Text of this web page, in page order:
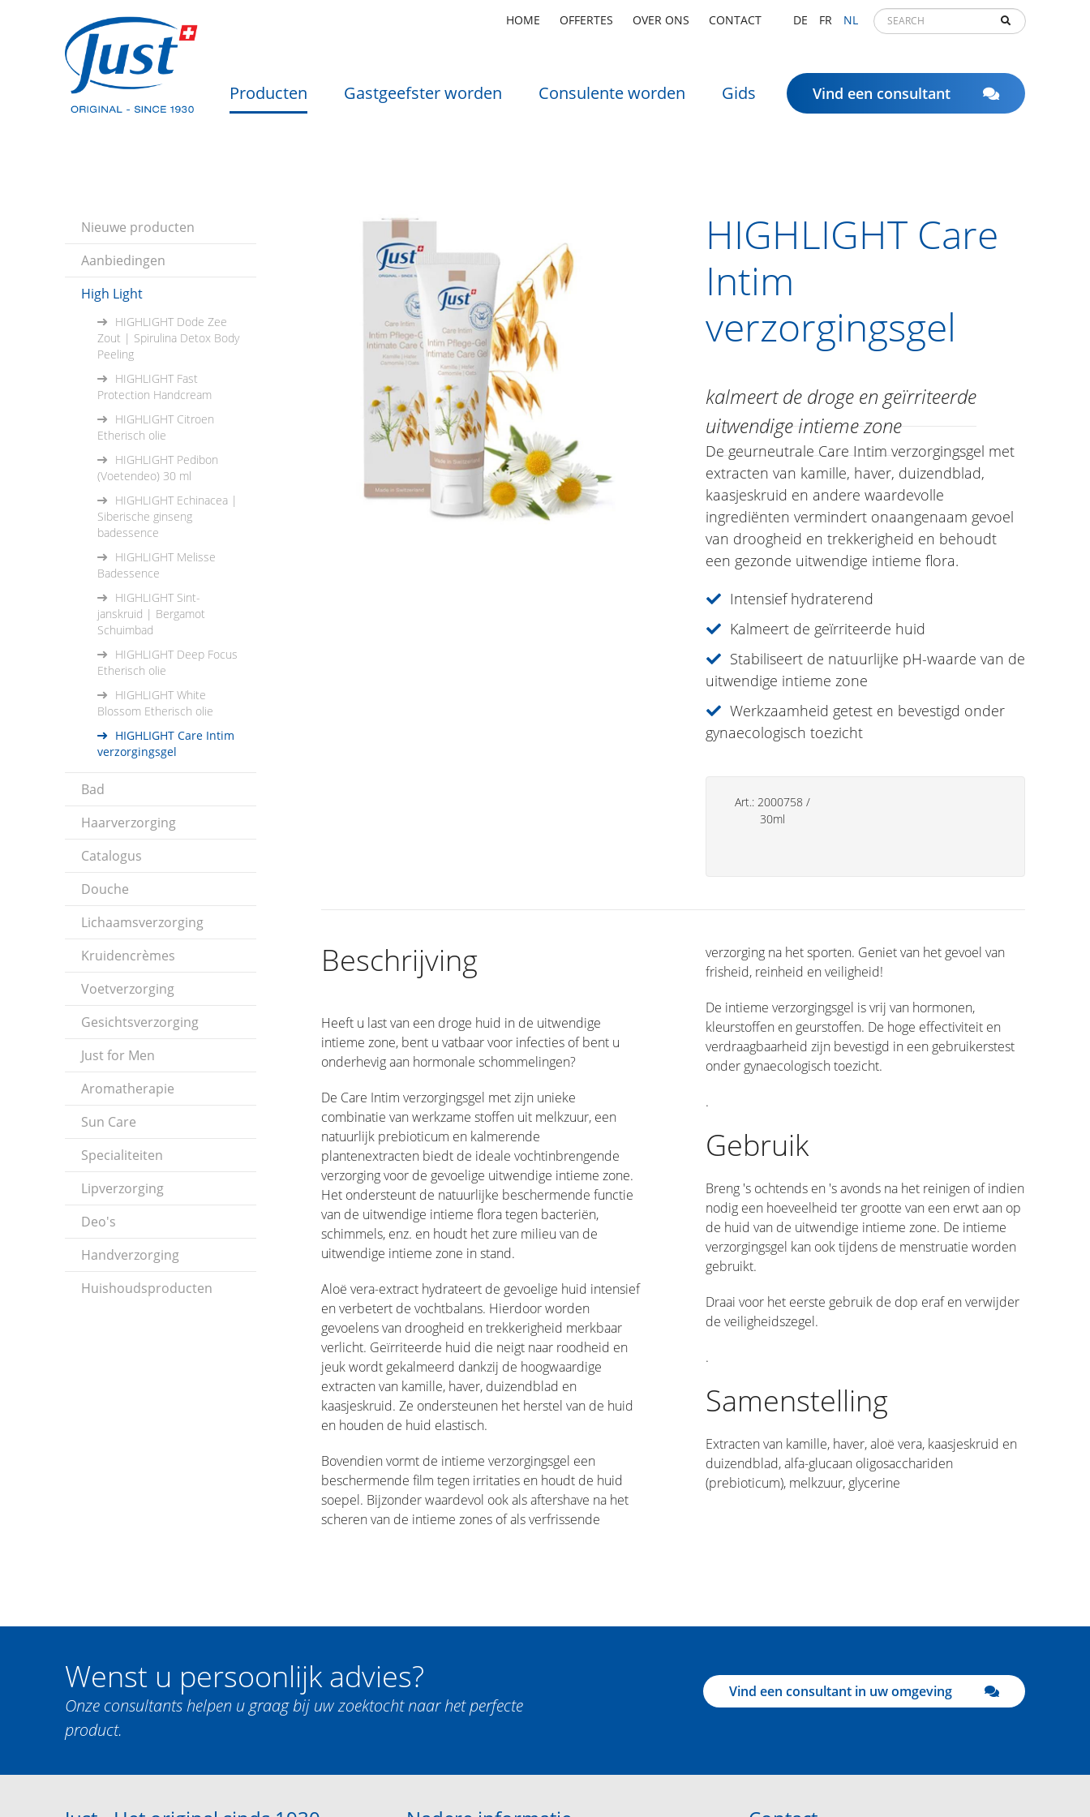
HOME OFFERTES OVER ONS CONTACT DE FR NL
Producten Gastgeefster worden Consulente worden Gids Vind een consultant
Nieuwe producten
Aanbiedingen
High Light
HIGHLIGHT Dode Zee
Zout | Spirulina Detox Body
Peeling
HIGHLIGHT Fast
Protection Handcream
HIGHLIGHT Citroen
Etherisch olie
HIGHLIGHT Pedibon
(Voetendeo) 30 ml
HIGHLIGHT Echinacea |
Siberische ginseng
badessence
HIGHLIGHT Melisse
Badessence
HIGHLIGHT Sint-
janskruid | Bergamot
Schuimbad
HIGHLIGHT Deep Focus
Etherisch olie
HIGHLIGHT White
Blossom Etherisch olie
HIGHLIGHT Care Intim
verzorgingsgel
Bad
Haarverzorging
Catalogus
Douche
Lichaamsverzorging
Kruidencrèmes
Voetverzorging
Gesichtsverzorging
Just for Men
Aromatherapie
Sun Care
Specialiteiten
Lipverzorging
Deo's
Handverzorging
Huishoudsproducten
HIGHLIGHT Care
Intim
verzorgingsgel
kalmeert de droge en geïrriteerde
uitwendige intieme zone
De geurneutrale Care Intim verzorgingsgel met
extracten van kamille, haver, duizendblad,
kaasjeskruid en andere waardevolle
ingrediënten vermindert onaangenaam gevoel
van droogheid en trekkerigheid en behoudt
een gezonde uitwendige intieme flora.
Intensief hydraterend
Kalmeert de geïrriteerde huid
Stabiliseert de natuurlijke pH-waarde van de
uitwendige intieme zone
Werkzaamheid getest en bevestigd onder
gynaecologisch toezicht
Art.:2000758 /
30ml
Beschrijving
Heeft u last van een droge huid in de uitwendige
intieme zone, bent u vatbaar voor infecties of bent u
onderhevig aan hormonale schommelingen?
De Care Intim verzorgingsgel met zijn unieke
combinatie van werkzame stoffen uit melkzuur, een
natuurlijk prebioticum en kalmerende
plantenextracten biedt de ideale vochtinbrengende
verzorging voor de gevoelige uitwendige intieme zone.
Het ondersteunt de natuurlijke beschermende functie
van de uitwendige intieme flora tegen bacteriën,
schimmels, enz. en houdt het zure milieu van de
uitwendige intieme zone in stand.
Aloë vera-extract hydrateert de gevoelige huid intensief
en verbetert de vochtbalans. Hierdoor worden
gevoelens van droogheid en trekkerigheid merkbaar
verlicht. Geïrriteerde huid die neigt naar roodheid en
jeuk wordt gekalmeerd dankzij de hoogwaardige
extracten van kamille, haver, duizendblad en
kaasjeskruid. Ze ondersteunen het herstel van de huid
en houden de huid elastisch.
Bovendien vormt de intieme verzorgingsgel een
beschermende film tegen irritaties en houdt de huid
soepel. Bijzonder waardevol ook als aftershave na het
scheren van de intieme zones of als verfrissende
verzorging na het sporten. Geniet van het gevoel van
frisheid, reinheid en veiligheid!
De intieme verzorgingsgel is vrij van hormonen,
kleurstoffen en geurstoffen. De hoge effectiviteit en
verdraagbaarheid zijn bevestigd in een gebruikerstest
onder gynaecologisch toezicht.
.
Gebruik
Breng 's ochtends en 's avonds na het reinigen of indien
nodig een hoeveelheid ter grootte van een erwt aan op
de huid van de uitwendige intieme zone. De intieme
verzorgingsgel kan ook tijdens de menstruatie worden
gebruikt.
Draai voor het eerste gebruik de dop eraf en verwijder
de veiligheidszegel.
.
Samenstelling
Extracten van kamille, haver, aloë vera, kaasjeskruid en
duizendblad, alfa-glucaan oligosacchariden
(prebioticum), melkzuur, glycerine
Wenst u persoonlijk advies?
Onze consultants helpen u graag bij uw zoektocht naar het perfecte
product.
Vind een consultant in uw omgeving